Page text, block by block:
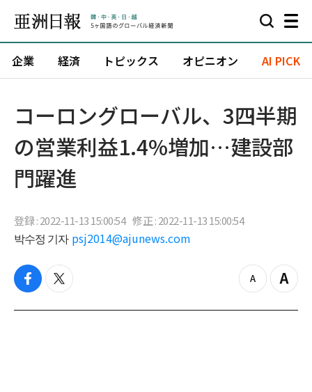
企業 経済 トピックス オピニオン AI PICK
コーロングローバル、3四半期
の営業利益1.4%増加…建設部
門躍進
登録 : 2022-11-13 15:00:54 修正 : 2022-11-13 15:00:54
박수정 기자 psj2014@ajunews.com
f
c
t
i
z
o
Z
o